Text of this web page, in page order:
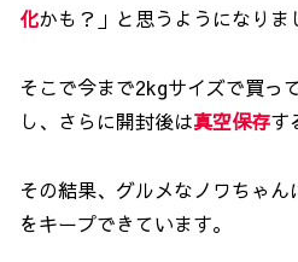
化かも？」と思うようになりま
そこで今まで2kgサイズで買っ
し、さらに開封後は真空保存す
その結果、グルメなノワちゃ
をキープできています。